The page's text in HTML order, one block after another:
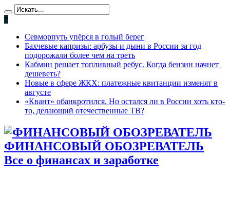
*
Севморпуть упёрся в голый берег
Бахчевые капризы: арбузы и дыни в России за год
подорожали более чем на треть
Кабмин решает топливный ребус. Когда бензин начнет
дешеветь?
Новые в сфере ЖКХ: платежные квитанции изменят в
августе
«Квант» обанкротился. Но остался ли в России хоть кто-
то, делающий отечественные ТВ?
ФИНАНСОВЫЙ ОБОЗРЕВАТЕЛЬ
Все о финансах и заработке